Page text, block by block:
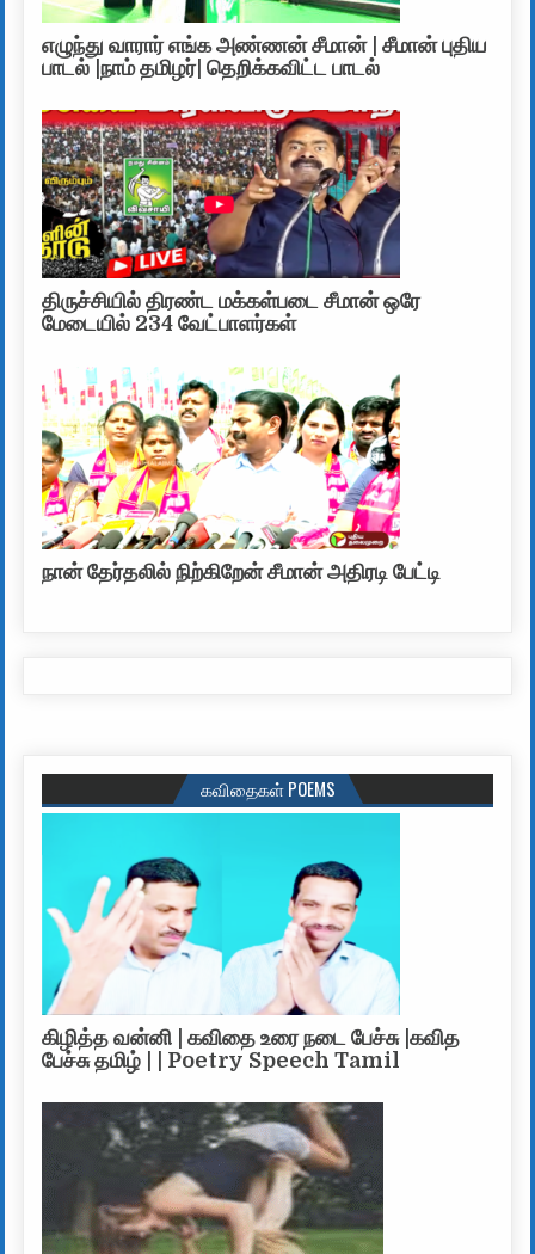
எழுந்து வாரார் எங்க அண்ணன் சீமான் | சீமான் புதிய
பாடல் |நாம் தமிழர்| தெறிக்கவிட்ட பாடல்
திருச்சியில் திரண்ட மக்கள்படை சீமான் ஒரே
மேடையில் 234 வேட்பாளர்கள்
நான் தேர்தலில் நிற்கிறேன் சீமான் அதிரடி பேட்டி
கவிதைகள் POEMS
கிழித்த வன்னி | கவிதை உரை நடை பேச்சு |கவித
பேச்சு தமிழ் | | Poetry Speech Tamil